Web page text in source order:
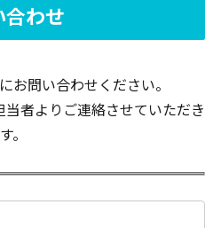
合わせ
お問い合わせください。
者よりご連絡させていただき
。